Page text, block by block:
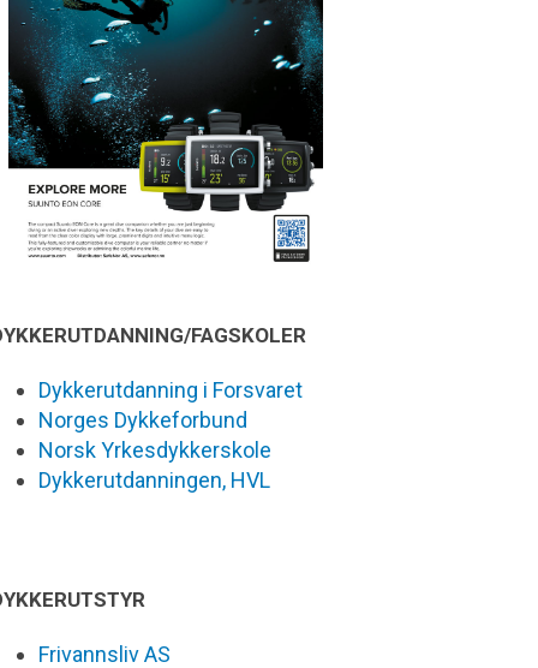
FAGSKOLER
Dykkerutdanning i Forsvaret
Norges Dykkeforbund
Norsk Yrkesdykkerskole
Dykkerutdanningen, HVL
Frivannsliv AS